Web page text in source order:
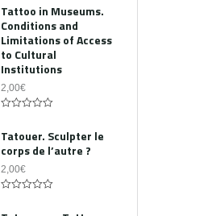
out
of
5
Tattoo in Museums.
Conditions and
Limitations of Access
to Cultural
Institutions
2,00€
out
of
5
Tatouer. Sculpter le
corps de l’autre ?
2,00€
out